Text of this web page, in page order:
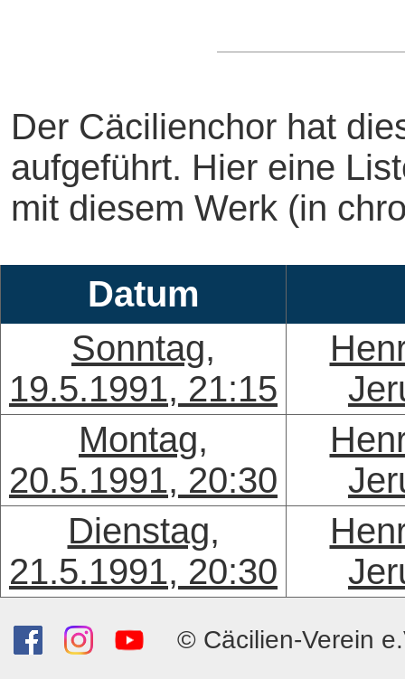
Der Cäcilienchor hat
aufgeführt. Hier eine
mit diesem Werk (in
Datum
Sonntag,
19.5.1991, 21:15
Montag,
20.5.1991, 20:30
Dienstag,
21.5.1991, 20:30
© Cäcilien-Verein